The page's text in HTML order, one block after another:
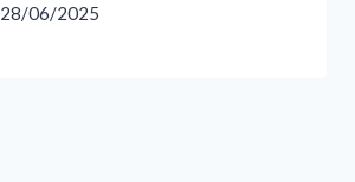
28/06/2025